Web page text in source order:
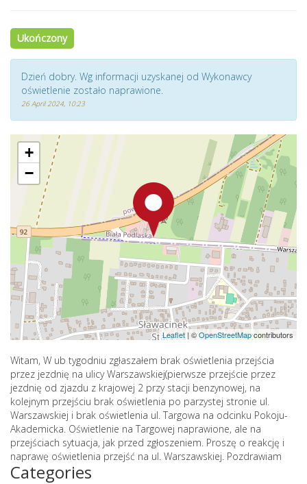
Ukończony
Dzień dobry. Wg informacji uzyskanej od Wykonawcy
oświetlenie zostało naprawione.
26 April 2024, 10:23
+
−
Leaflet | ©OpenStreetMapcontributors
Witam, W ub tygodniu zgłaszałem brak oświetlenia przejścia
przez jezdnię na ulicy Warszawskiej(pierwsze przejście przez
jezdnię od zjazdu z krajowej 2 przy stacji benzynowej, na
kolejnym przejściu brak oświetlenia po parzystej stronie ul.
Warszawskiej i brak oświetlenia ul. Targowa na odcinku Pokoju-
Akademicka. Oświetlenie na Targowej naprawione, ale na
przejściach sytuacja, jak przed zgłoszeniem. Proszę o reakcję i
naprawę oświetlenia przejść na ul. Warszawskiej. Pozdrawiam
Categories